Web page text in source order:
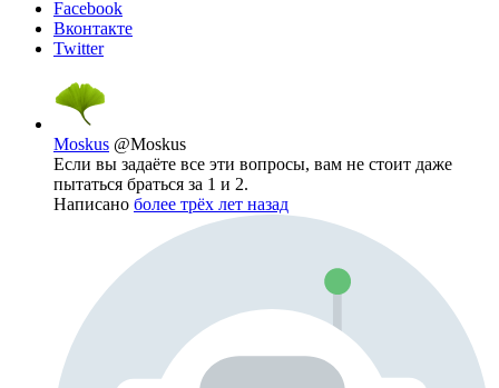
Facebook
Вконтакте
Twitter
Moskus @Moskus
Если вы задаёте все эти вопросы, вам не стоит даже
пытаться браться за 1 и 2.
Написано более трёх лет назад